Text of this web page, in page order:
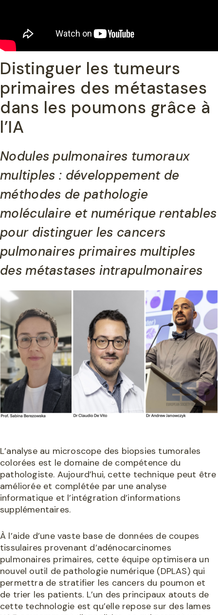
Distinguer les tumeurs
primaires des métastases
dans les poumons grâce à
l’IA
Nodules pulmonaires tumoraux
multiples : développement de
méthodes de pathologie
moléculaire et numérique rentables
pour distinguer les cancers
pulmonaires primaires multiples
des métastases intrapulmonaires
L’analyse au microscope des biopsies tumorales
colorées est le domaine de compétence du
pathologiste. Aujourd’hui, cette technique peut être
améliorée et complétée par une analyse
informatique et l’intégration d’informations
supplémentaires.
À l’aide d’une vaste base de données de coupes
tissulaires provenant d’adénocarcinomes
pulmonaires primaires, cette équipe optimisera un
nouvel outil de pathologie numérique (DPLAS) qui
permettra de stratifier les cancers du poumon et
de trier les patients. L’un des principaux atouts de
cette technologie est qu’elle repose sur des lames